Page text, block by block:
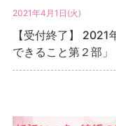
2021年4月1日(火)
【受付終了】
できること第２部」